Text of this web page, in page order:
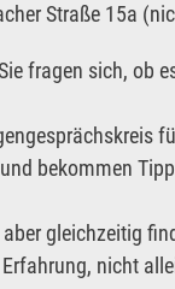
Straße 15a
fragen sich, ob
bekommen
gleichzeitig
nicht